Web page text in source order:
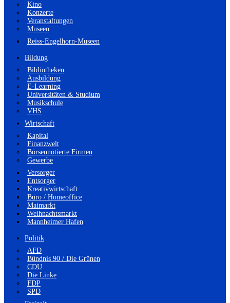
Kino
Konzerte
Veranstaltungen
Museen
Reiss-Engelhorn-Museen
Bildung
Bibliotheken
Ausbildung
E-Learning
Universitäten & Studium
Musikschule
VHS
Wirtschaft
Kapital
Finanzwelt
Börsennotierte Firmen
Gewerbe
Versorger
Entsorger
Kreativwirtschaft
Büro / Homeoffice
Maimarkt
Weihnachtsmarkt
Mannheimer Hafen
Politik
AFD
Bündnis 90 / Die Grünen
CDU
Die Linke
FDP
SPD